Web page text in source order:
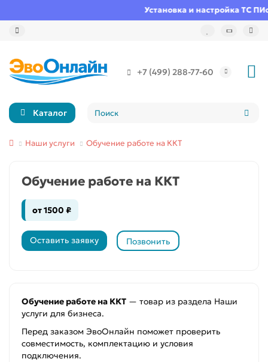
Установка и настройка ТС
+7 (499) 288-77-60
Каталог
Наши услуги Обучение работе на ККТ
Обучение работе на ККТ
от 1500 ₽
Оставить заявку Позвонить
Обучение работе на ККТ — товар из раздела Наши
услуги для бизнеса.
Перед заказом ЭвоОнлайн поможет проверить
совместимость, комплектацию и условия
подключения.